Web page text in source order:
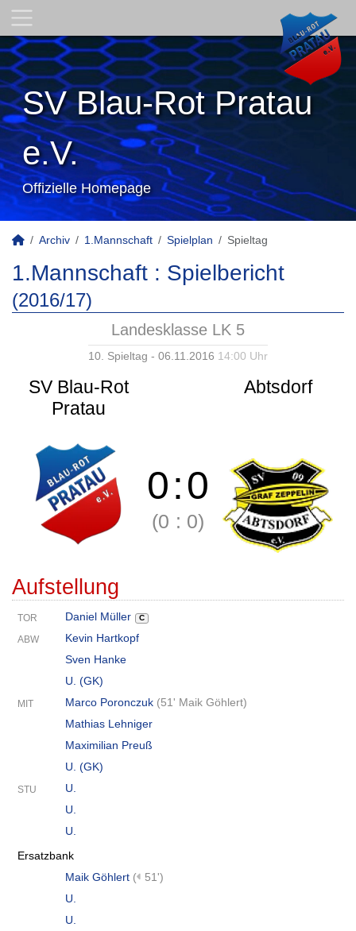
SV Blau-Rot Pratau
e.V.
Offizielle Homepage
Archiv 1.Mannschaft Spielplan Spieltag
1.Mannschaft : Spielbericht
(2016/17)
Landesklasse LK 5
10. Spieltag - 06.11.2016 14:00 Uhr
SV Blau-Rot
Pratau
Abtsdorf
0:0
(0 : 0)
Aufstellung
TOR Daniel Müller C
ABW
Kevin Hartkopf
Sven Hanke
U. (GK)
MIT Marco Poronczuk (51' Maik Göhlert)
Mathias Lehniger
Maximilian Preuß
U. (GK)
STU
U.
U.
U.
Ersatzbank
Maik Göhlert (
51')
U.
U.